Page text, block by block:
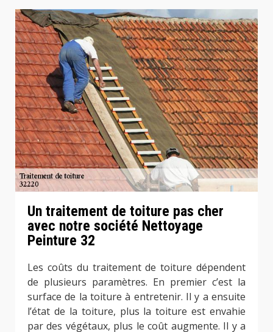
Un traitement de toiture pas cher
avec notre société Nettoyage
Peinture 32
Les coûts du traitement de toiture dépendent
de plusieurs paramètres. En premier c’est la
surface de la toiture à entretenir. Il y a ensuite
l’état de la toiture, plus la toiture est envahie
par des végétaux, plus le coût augmente. Il y a